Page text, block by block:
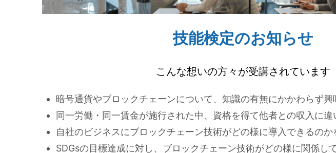
技能検定のお知らせ
こんな想いの方々が受講されています
暗号通貨やブロックチェーンについて、知識の有無にかかわらず興
同一労働・同一賃金が施行された中、資格を得て他者との収入に違
自社のビジネスにブロックチェーン技術がどの様に導入できるのか
SDGsの目標達成に対し、ブロックチェーン技術がどの様に関係し